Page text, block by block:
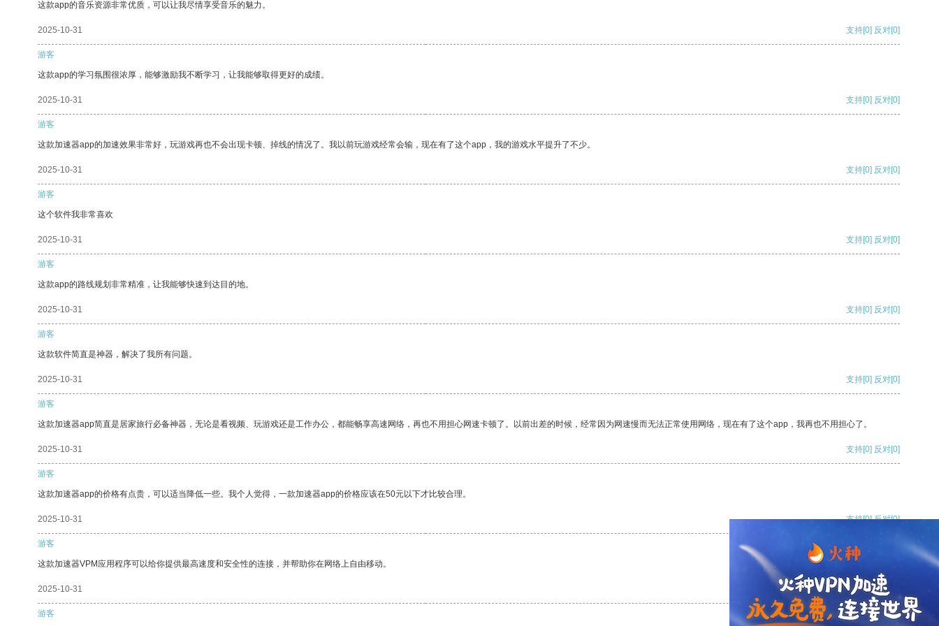
这款app的音乐资源非常优质，可以让我尽情享受音乐的魅力。
2025-10-31 支持[0] 反对[0]
游客
这款app的学习氛围很浓厚，能够激励我不断学习，让我能够取得更好的成绩。
2025-10-31 支持[0] 反对[0]
游客
这款加速器app的加速效果非常好，玩游戏再也不会出现卡顿、掉线的情况了。我以前玩游戏经常会输，现在有了这个app，我的游戏水平提升了不少。
2025-10-31 支持[0] 反对[0]
游客
这个软件我非常喜欢
2025-10-31 支持[0] 反对[0]
游客
这款app的路线规划非常精准，让我能够快速到达目的地。
2025-10-31 支持[0] 反对[0]
游客
这款软件简直是神器，解决了我所有问题。
2025-10-31 支持[0] 反对[0]
游客
这款加速器app简直是居家旅行必备神器，无论是看视频、玩游戏还是工作办公，都能畅享高速网络，再也不用担心网速卡顿了。以前出差的时候，经常因为网速慢而无法正常使用网络，现在有了这个app，我再也不用担心了。
2025-10-31 支持[0] 反对[0]
游客
这款加速器app的价格有点贵，可以适当降低一些。我个人觉得，一款加速器app的价格应该在50元以下才比较合理。
2025-10-31 支持[0] 反对[0]
游客
这款加速器VPM应用程序可以给你提供最高速度和安全性的连接，并帮助你在网络上自由移动。
2025-10-31 支持[0] 反对
游客